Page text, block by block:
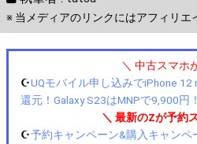
※ 当メディアのリンクにはアフィリエ
＼ 中古スマホ
☪️UQモバイル申し込みでiPhone
還元！Galaxy S23はMNPで9,900円！
＼ 最新のZが予約
☪️予約キャンペーン&購入キャンペ